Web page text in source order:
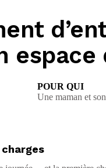
espace
POUR QUI
Une maman et